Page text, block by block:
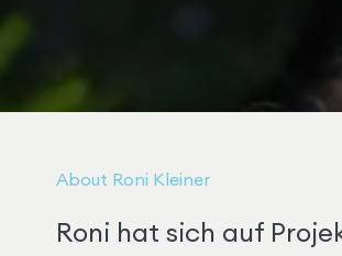
About Roni Kleiner
Roni hat sich auf